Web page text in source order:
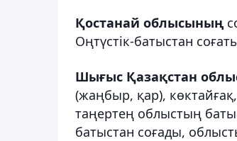
Қостанай облысының
Оңтүстік-батыстан
Шығыс Қазақстан
(жаңбыр, қар),
таңертең облыстың
батыстан соғады,